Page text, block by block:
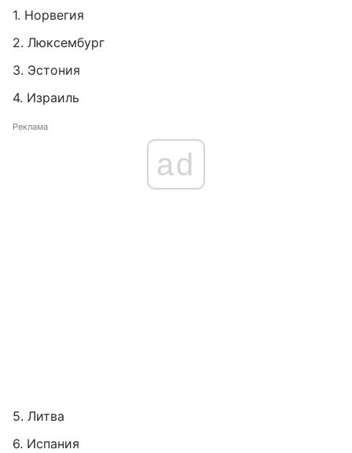
1. Норвегия
2. Люксембург
3. Эстония
4. Израиль
Реклама
ad
5. Литва
6. Испания